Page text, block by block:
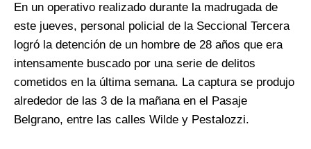
En un operativo realizado durante la madrugada de
este jueves, personal policial de la Seccional Tercera
logró la detención de un hombre de 28 años que era
intensamente buscado por una serie de delitos
cometidos en la última semana. La captura se produjo
alrededor de las 3 de la mañana en el Pasaje
Belgrano, entre las calles Wilde y Pestalozzi.